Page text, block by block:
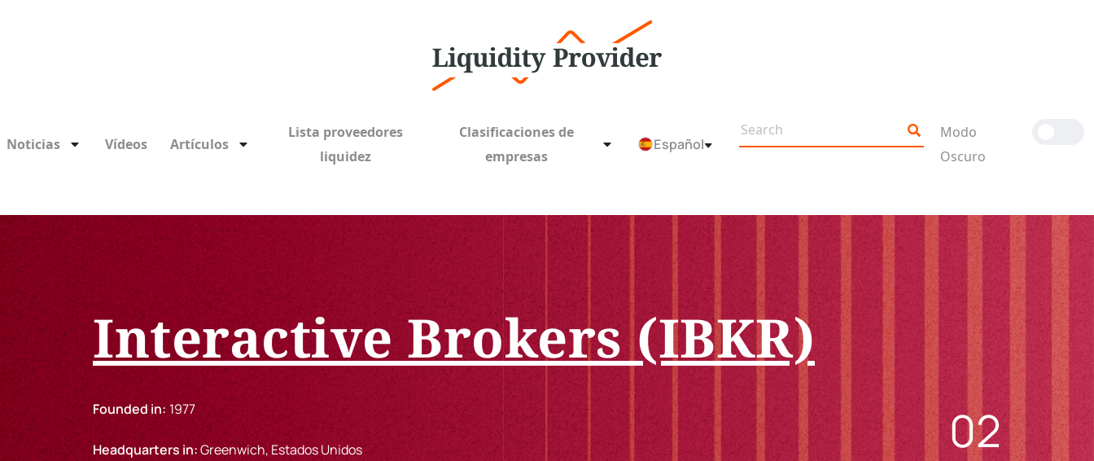
Noticias Vídeos Artículos
Lista proveedores
liquidez
Clasificaciones de
empresas
Español
Modo
Oscuro
Interactive Brokers (IBKR)
Founded in: 1977
Headquarters in:Greenwich, Estados Unidos 02